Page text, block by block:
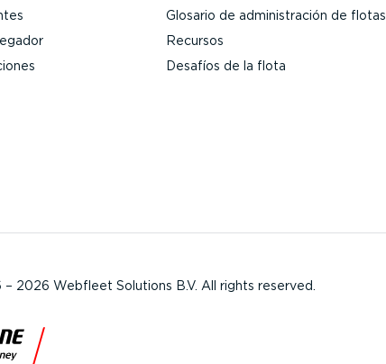
Glosario de adminis­tración de flotas
Recursos
Desafíos de la flota
2026 Webfleet Solutions B.V. All rights reserved.